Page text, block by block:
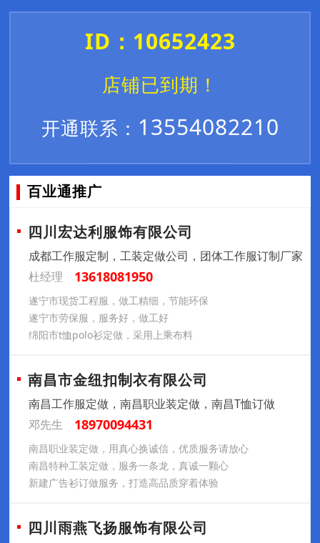
ID：10652423
店铺已到期！
开通联系： 13554082210
百业通推广
四川宏达利服饰有限公司
成都工作服定制，工装定做公司，团体工作服订制厂家
杜经理
13618081950
遂宁市现货工程服，做工精细，节能环保
遂宁市劳保服，服务好，做工好
绵阳市t恤polo衫定做，采用上乘布料
南昌市金纽扣制衣有限公司
南昌工作服定做，南昌职业装定做，南昌T恤订做
邓先生
18970094431
南昌职业装定做，用真心换诚信，优质服务请放心
南昌特种工装定做，服务一条龙，真诚一颗心
新建广告衫订做服务，打造高品质穿着体验
四川雨燕飞扬服饰有限公司